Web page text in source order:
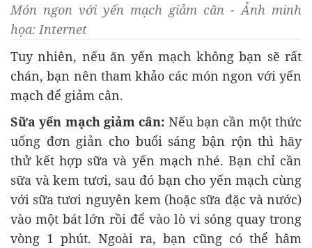
Món ngon với yến mạch giảm cân - Ảnh minh
họa: Internet
Tuy nhiên, nếu ăn yến mạch không bạn sẽ rất
chán, bạn nên tham khảo các món ngon với yến
mạch để giảm cân.
Sữa yến mạch giảm cân: Nếu bạn cần một thức
uống đơn giản cho buổi sáng bận rộn thì hãy
thử kết hợp sữa và yến mạch nhé. Bạn chỉ cần
sữa và kem tươi, sau đó bạn cho yến mạch cùng
với sữa tươi nguyên kem (hoặc sữa đặc và nước)
vào một bát lớn rồi để vào lò vi sóng quay trong
vòng 1 phút. Ngoài ra, bạn cũng có thể hâm